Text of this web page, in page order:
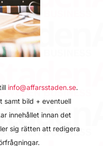
info@affarsstaden.se.
samt bild + eventuell
innehållet innan det
sig rätten att redigera